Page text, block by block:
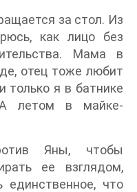
за стол. Из
как лицо без
Мама в
отец тоже любит
только я в батнике
летом в майке-
Яны, чтобы
ее взглядом,
единственное, что